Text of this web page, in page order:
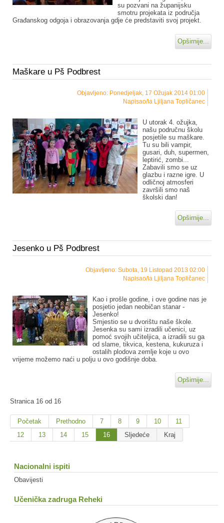
su pozvani na županijsku
smotru projekata iz područja
Građanskog odgoja i obrazovanja gdje će predstaviti svoj projekt.
Opširnije...
Maškare u Pš Podbrest
Objavljeno: Ponedjeljak, 17 Ožujak 2014 01:00
Napisao/la Ljiljana Topličanec
U utorak 4. ožujka,
našu područnu školu
posjetile su maškare.
Tu su bili vampir,
gusari, duh, supermen,
leptirić, zombi...
Zabavili smo se uz
glazbu i razne igre. U
odličnoj atmosferi
završili smo naš
školski dan!
Opširnije...
Jesenko u Pš Podbrest
Objavljeno: Subota, 19 Listopad 2013 02:00
Napisao/la Ljiljana Topličanec
Kao i prošle godine, i ove godine nas je
posjetio jedan neobičan stanar -
Jesenko!
Smjestio se u dvorištu naše škole.
Jesenka su sami izradili učenici, uz
pomoć svojih učiteljica, a izradili su ga
od slame, tikvica, kestena, kukuruza i
ostalih plodova zemlje koje u ovo
vrijeme možemo naći u polju u ovo godišnje doba.
Opširnije...
Stranica 16 od 16
Početak Prethodno 7 8 9 10
11
12
13 14 15 16 Sljedeće Kraj
Nacionalni ispiti
Obavijesti
Učenička zadruga Reheki